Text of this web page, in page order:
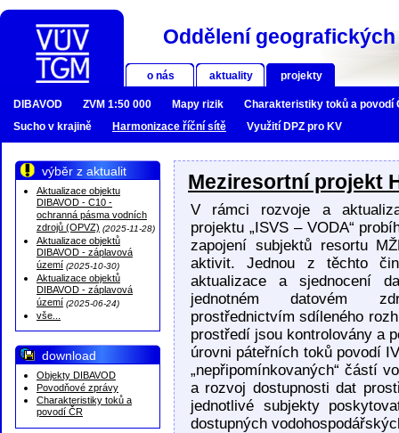
Oddělení
o nás aktuality projekty
DIBAVOD ZVM 1:50 000 Mapy rizik
Charakteristiky toků a povodí
Sucho v krajině
Harmonizace říční sítě Využití DPZ pro KV
výběr z aktualit
Aktualizace objektu
DIBAVOD - C10 -
ochranná pásma vodních
zdrojů (OPVZ) (2025-11-28)
Aktualizace objektů
DIBAVOD - záplavová
území (2025-10-30)
Aktualizace objektů
DIBAVOD - záplavová
území (2025-06-24)
vše...
download
Objekty DIBAVOD
Povodňové zprávy
Charakteristiky toků a
povodí ČR
Meziresortní projekt
V rámci rozvoje a
projektu „ISVS – VODA“
zapojení subjektů resortu
aktivit. Jednou z těchto
aktualizace a sjednocení
jednotném datovém
prostřednictvím sdíleného
prostředí jsou kontrolovány a
úrovni páteřních toků povodí
„nepřipomínkovaných“ částí
a rozvoj dostupnosti dat
jednotlivé subjekty
dostupných